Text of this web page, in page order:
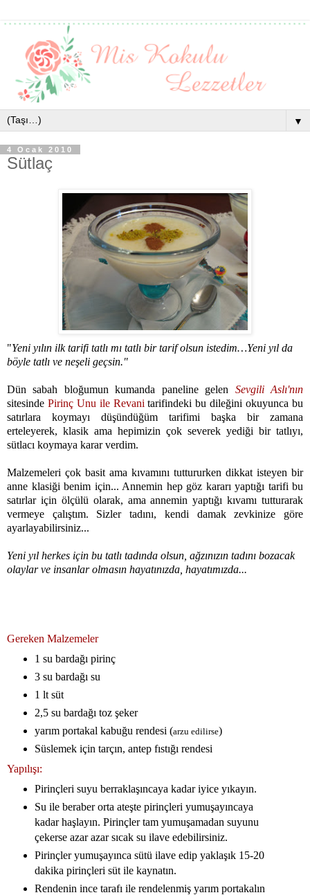
▼
4 Ocak 2010
Sütlaç
"Yeni yılın ilk tarifi tatlı mı tatlı bir tarif olsun istedim…Yeni yıl da
böyle tatlı ve neşeli geçsin."
Dün sabah bloğumun kumanda paneline gelen
Sevgili Aslı'nın
sitesinde Pirinç Unu ile Revani tarifindeki bu dileğini okuyunca bu
satırlara koymayı düşündüğüm tarifimi başka bir zamana
erteleyerek, klasik ama hepimizin çok severek yediği bir tatlıyı,
sütlacı koymaya karar verdim.
Malzemeleri çok basit ama kıvamını tuttururken dikkat isteyen bir
anne klasiği benim için... Annemin hep göz kararı yaptığı tarifi bu
satırlar için ölçülü olarak, ama annemin yaptığı kıvamı tutturarak
vermeye çalıştım. Sizler tadını, kendi damak zevkinize göre
ayarlayabilirsiniz...
Yeni yıl herkes için bu tatlı tadında olsun, ağzınızın tadını bozacak
olaylar ve insanlar olmasın hayatınızda, hayatımızda...
Gereken Malzemeler
1 su bardağı pirinç
3 su bardağı su
1 lt süt
2,5 su bardağı toz şeker
yarım portakal kabuğu rendesi (arzu edilirse)
Süslemek için tarçın, antep fıstığı rendesi
Yapılışı:
Pirinçleri suyu berraklaşıncaya kadar iyice yıkayın.
Su ile beraber orta ateşte pirinçleri yumuşayıncaya
kadar haşlayın. Pirinçler tam yumuşamadan suyunu
çekerse azar azar sıcak su ilave edebilirsiniz.
Pirinçler yumuşayınca sütü ilave edip yaklaşık 15-20
dakika pirinçleri süt ile kaynatın.
Rendenin ince tarafı ile rendelenmiş yarım portakalın